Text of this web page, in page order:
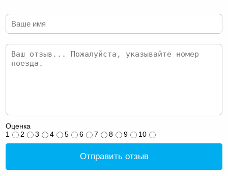
Оценка
1
2 3 4 5 6 7 8 9 10
Отправить отзыв